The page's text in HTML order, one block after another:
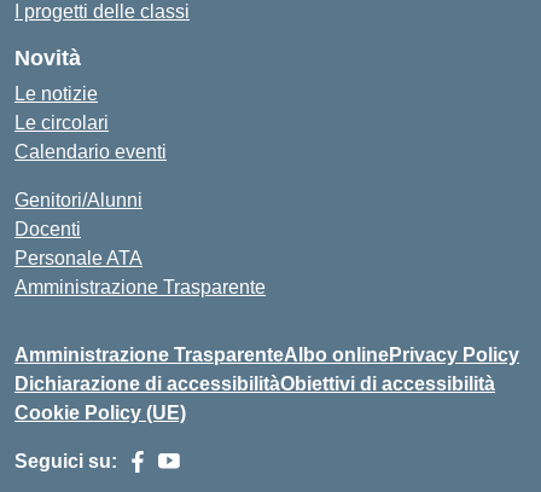
I progetti delle classi
Novità
Le notizie
Le circolari
Calendario eventi
Genitori/Alunni
Docenti
Personale ATA
Amministrazione Trasparente
Amministrazione TrasparenteAlbo onlinePrivacy Policy
Dichiarazione di accessibilitàObiettivi di accessibilità
Cookie Policy (UE)
Seguici su: